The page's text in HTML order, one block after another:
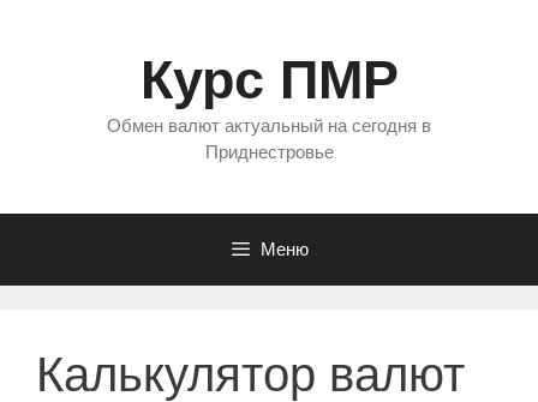
Курс ПМР
Обмен валют актуальный на сегодня в
Приднестровье
Меню
Калькулятор валют